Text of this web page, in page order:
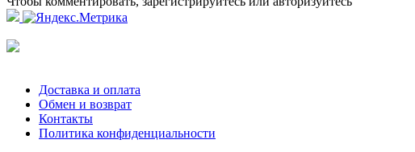
Доставка и оплата
Обмен и возврат
Контакты
Политика конфиденциальности